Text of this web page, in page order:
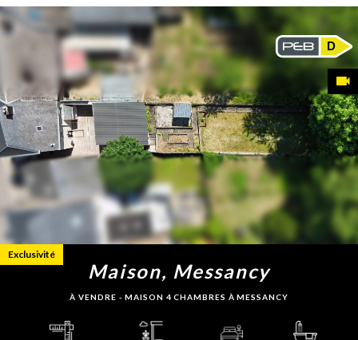
D
Maison, Messancy
À VENDRE - MAISON 4 CHAMBRES À MESSANCY
Exclusivité